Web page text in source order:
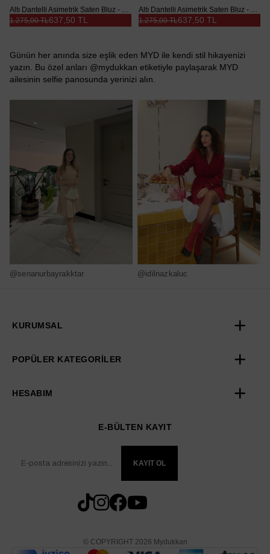
Altı Dantelli Asimetrik Saten Bluz - Kahve
637,50 TL
1.275,00 TL
Altı Dantelli Asimetrik Saten Bluz - Beyaz
637,50 TL
1.275,00 TL
Günün her anında size eşlik eden MYD ile kendi stil hikayenizi
yazın. Bu özel anları @mydukkan etiketiyle paylaşarak MYD
ailesinin selfie panosunda yerinizi alın.
@senanurbayrakktar @idilnazkaluc
KURUMSAL
POPÜLER KATEGORİLER
HESABIM
E-BÜLTEN KAYIT
KAYIT OL
© COPYRIGHT 2026 Mydukkan